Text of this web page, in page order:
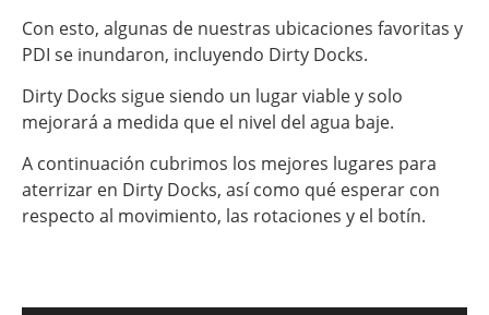
Con esto, algunas de nuestras ubicaciones favoritas y
PDI se inundaron, incluyendo Dirty Docks.
Dirty Docks sigue siendo un lugar viable y solo
mejorará a medida que el nivel del agua baje.
A continuación cubrimos los mejores lugares para
aterrizar en Dirty Docks, así como qué esperar con
respecto al movimiento, las rotaciones y el botín.